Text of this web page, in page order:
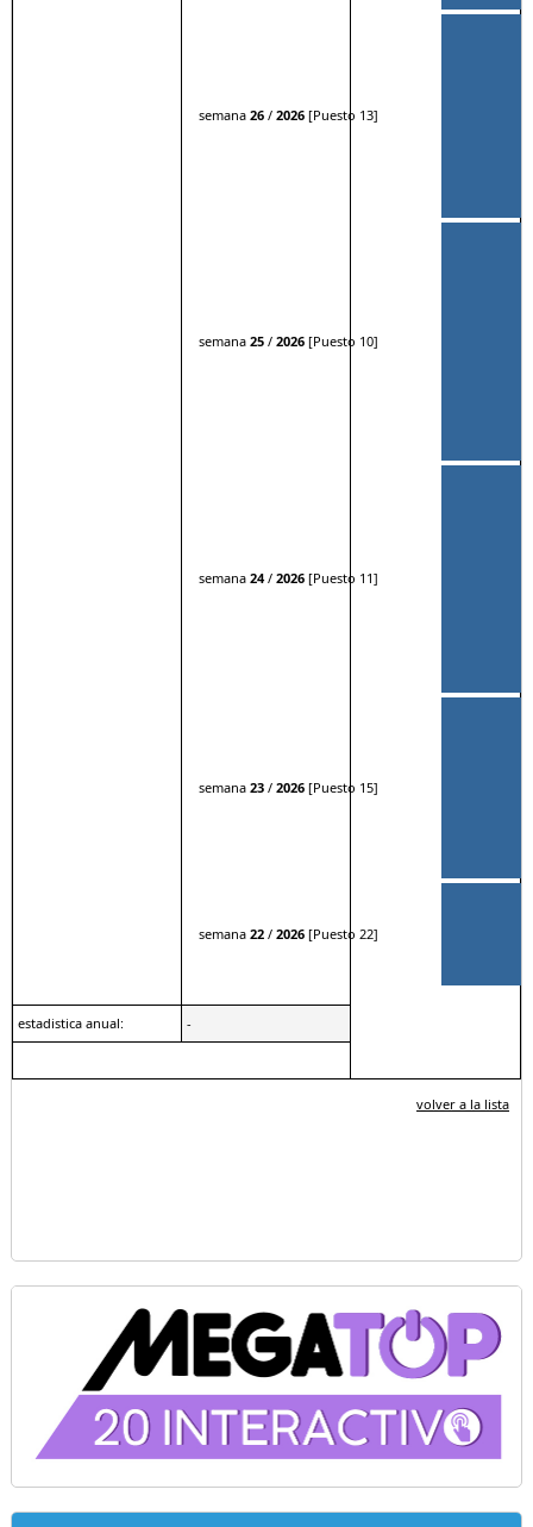
semana 26/ 2026[Puesto 13]
semana 25/ 2026[Puesto 10]
semana 24/ 2026[Puesto 11]
semana 23/ 2026[Puesto 15]
semana 22/ 2026[Puesto 22]
estadistica anual: -
volver a la lista